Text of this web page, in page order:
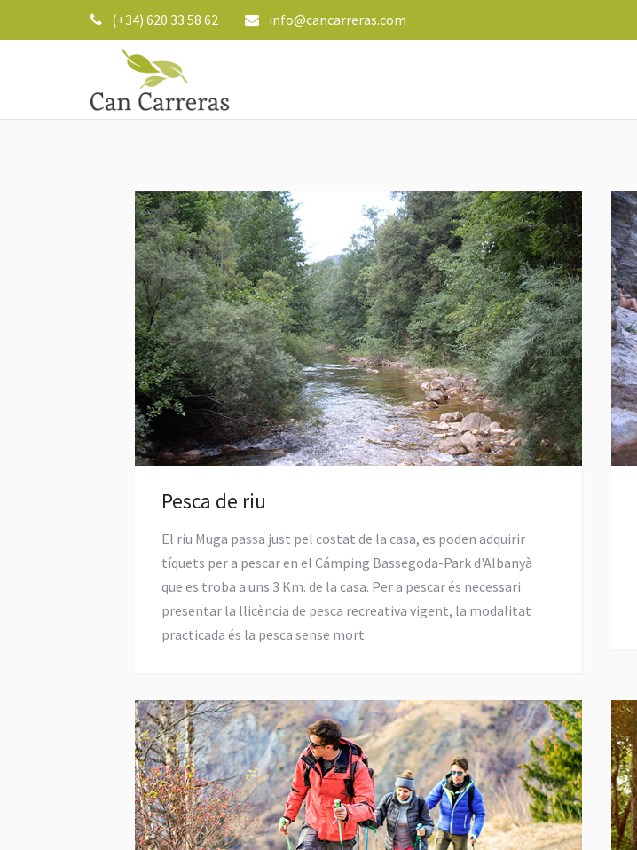
(+34) 620 33 58 62 info@cancarreras.com
Pesca de riu
El riu Muga passa just pel costat de la casa, es poden adquirir
tíquets per a pescar en el Cámping Bassegoda-Park d'Albanyà
que es troba a uns 3 Km. de la casa. Per a pescar és necessari
presentar la llicència de pesca recreativa vigent, la modalitat
practicada és la pesca sense mort.